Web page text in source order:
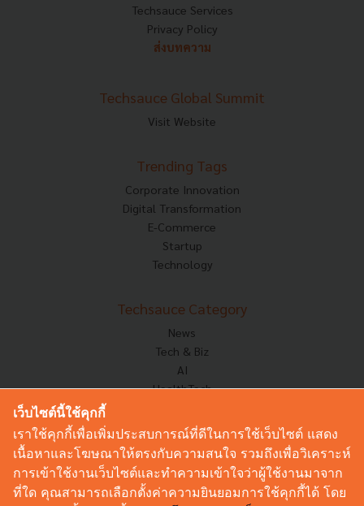
Techsauce Services
Privacy Policy
ส่งบทความ
Techsauce Global Summit
Visit Website
Trending Tags
Corporate Innovation
Digital Transformation
E-Commerce
Startup
Technology
Techsauce Category
News
Tech & Biz
AI
HealthTech
Corp Innov
Saucy Thoughts
Sustainable
Videos
เว็บไซต์นี้ใช้คุกกี้
เราใช้คุกกี้เพื่อเพิ่มประสบการณ์ที่ดีในการใช้เว็บไซต์ แสดง
เนื้อหาและโฆษณาให้ตรงกับความสนใจ รวมถึงเพื่อวิเคราะห์
การเข้าใช้งานเว็บไซต์และทำความเข้าใจว่าผู้ใช้งานมาจาก
ที่ใด คุณสามารถเลือกตั้งค่าความยินยอมการใช้คุกกี้ได้ โดย